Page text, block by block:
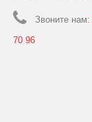
Звоните нам:
70 96